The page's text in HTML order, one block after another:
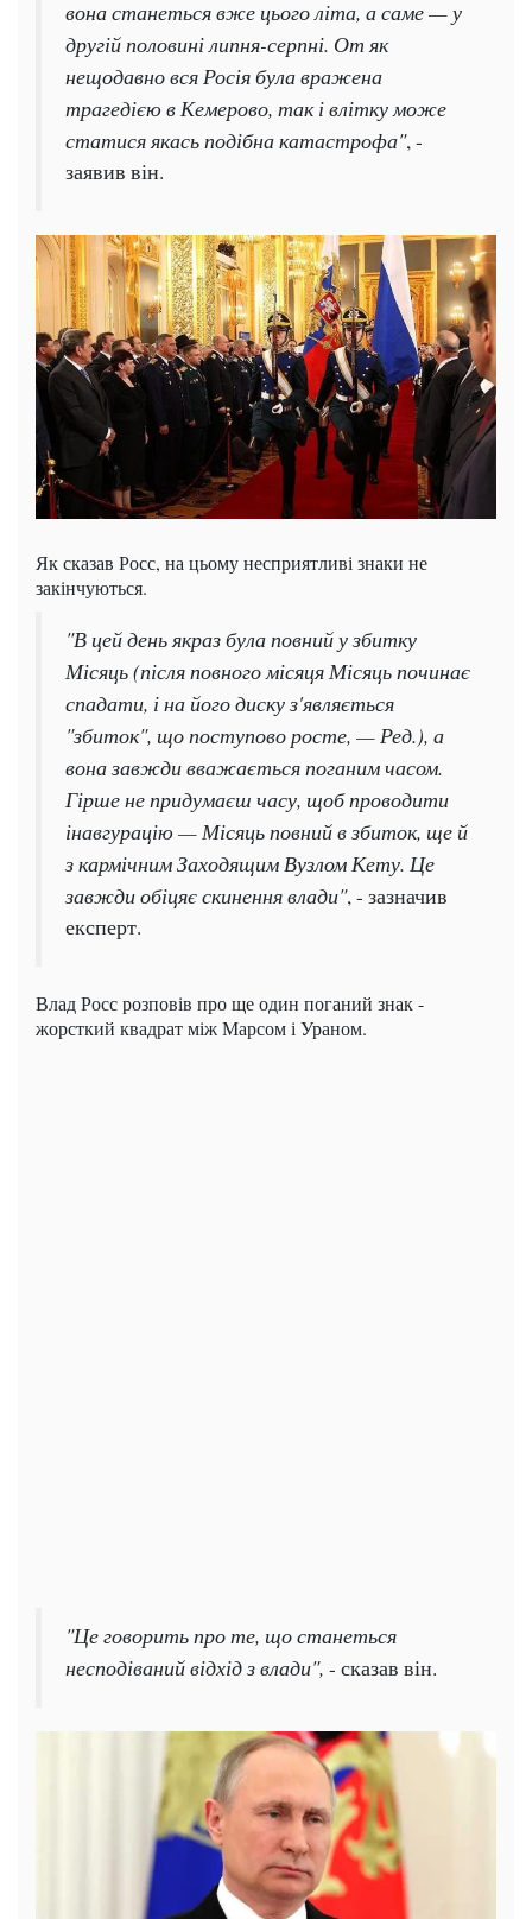
вона станеться вже цього літа, а саме — у
другій половині липня-серпні. От як
нещодавно вся Росія була вражена
трагедією в Кемерово, так і влітку може
статися якась подібна катастрофа", -
заявив він.
Як сказав Росс, на цьому несприятливі знаки не
закінчуються.
"В цей день якраз була повний у збитку
Місяць (після повного місяця Місяць починає
спадати, і на його диску з'являється
"збиток", що поступово росте, — Ред.), а
вона завжди вважається поганим часом.
Гірше не придумаєш часу, щоб проводити
інавгурацію — Місяць повний в збиток, ще й
з кармічним Заходящим Вузлом Кету. Це
завжди обіцяє скинення влади", - зазначив
експерт.
Влад Росс розповів про ще один поганий знак -
жорсткий квадрат між Марсом і Ураном.
"Це говорить про те, що станеться
несподіваний відхід з влади", - сказав він.